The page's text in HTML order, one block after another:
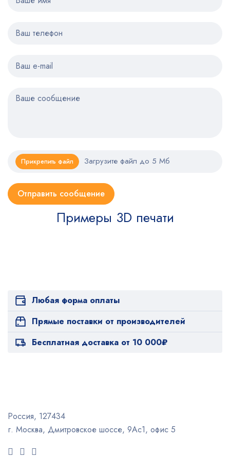
Прикрепить файл Загрузите файл до 5 Мб
Примеры 3D печати
Любая форма оплаты
Прямые поставки от производителей
Бесплатная доставка от 10 000₽
Россия, 127434
г. Москва, Дмитровское шоссе, 9Ас1, офис 5